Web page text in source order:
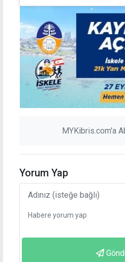
MYKibris.com'a
Yorum Yap